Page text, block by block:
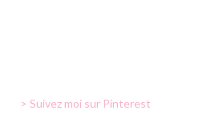
> Suivez moi sur Pinterest